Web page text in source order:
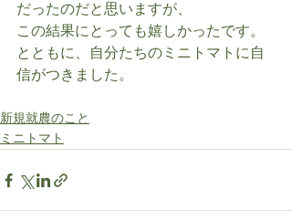
だったのだと思いますが、
この結果にとっても嬉しかったです。
とともに、自分たちのミニトマトに自
信がつきました。
新規就農のこと
ミニトマト